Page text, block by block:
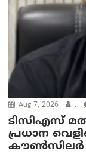
Aug 7, 2026 .
ടിസിഎസ്
പ്രധാന
കൗൺസിലർ